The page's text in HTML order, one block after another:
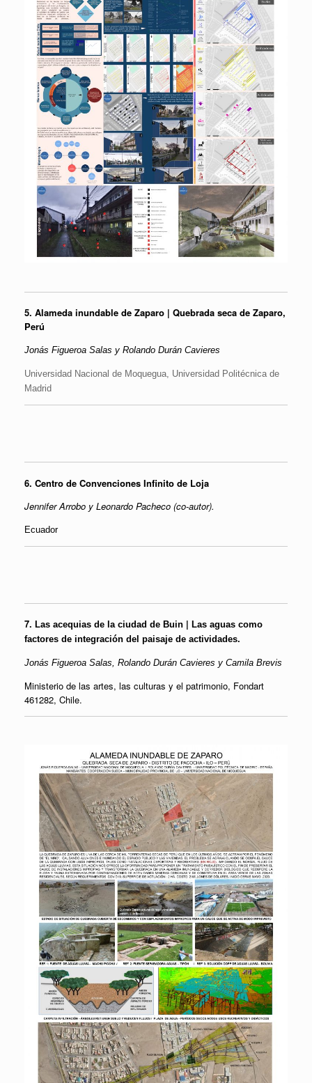
5. Alameda inundable de Zaparo | Quebrada seca de Zaparo,
Perú
Jonás Figueroa Salas y Rolando Durán Cavieres
Universidad Nacional de Moquegua, Universidad Politécnica de
Madrid
6. Centro de Convenciones Infinito de Loja
Jennifer Arrobo y Leonardo Pacheco (co-autor).
Ecuador
7. Las acequias de la ciudad de Buin | Las aguas como
factores de integración del paisaje de actividades.
Jonás Figueroa Salas, Rolando Durán Cavieres y Camila Brevis
Ministerio de las artes, las culturas y el patrimonio, Fondart
461282, Chile.